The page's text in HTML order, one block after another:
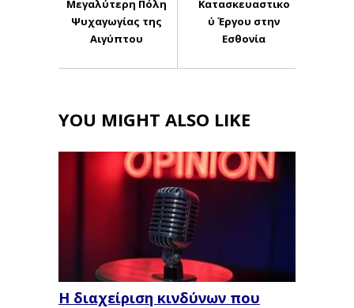
Μεγαλύτερη Πόλη
Ψυχαγωγίας της
Αιγύπτου
Κατασκευαστικο
ύ Έργου στην
Εσθονία
YOU MIGHT ALSO LIKE
Η διαχείριση κινδύνων που